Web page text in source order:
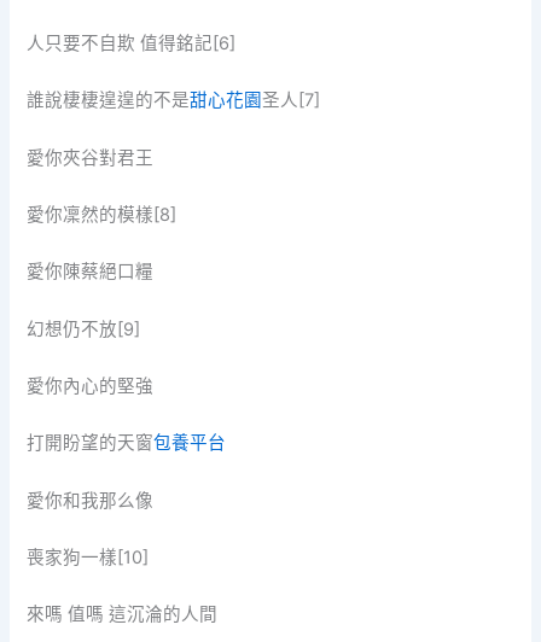
人只要不自欺 值得銘記[6]
誰說棲棲遑遑的不是甜心花園圣人[7]
愛你夾谷對君王
愛你凜然的模樣[8]
愛你陳蔡絕口糧
幻想仍不放[9]
愛你內心的堅強
打開盼望的天窗包養平台
愛你和我那么像
喪家狗一樣[10]
來嗎 值嗎 這沉淪的人間